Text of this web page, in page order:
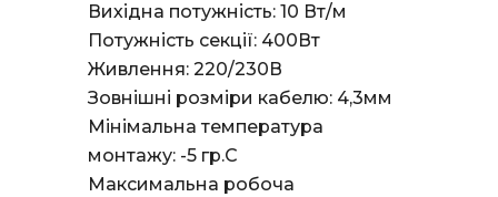
Вихідна потужність: 10 Вт/м
Потужність секції: 400Вт
Живлення: 220/230В
Зовнішні розміри кабелю: 4,3мм
Мінімальна температура
монтажу: -5 гр.С
Максимальна робоча